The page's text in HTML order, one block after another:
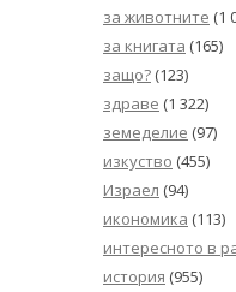
за животните (1
за книгата (165)
защо? (123)
здраве (1 322)
земеделие (97)
изкуство (455)
Израел (94)
икономика (113)
интересното в
история (955)